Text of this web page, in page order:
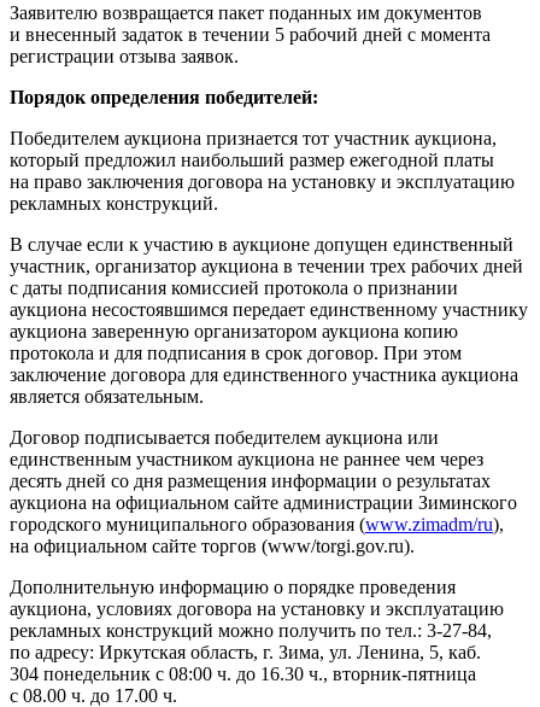
Заявителю возвращается пакет поданных им документов
и внесенный задаток в течении 5 рабочий дней с момента
регистрации отзыва заявок.
Порядок определения победителей:
Победителем аукциона признается тот участник аукциона,
который предложил наибольший размер ежегодной платы
на право заключения договора на установку и эксплуатацию
рекламных конструкций.
В случае если к участию в аукционе допущен единственный
участник, организатор аукциона в течении трех рабочих дней
с даты подписания комиссией протокола о признании
аукциона несостоявшимся передает единственному участнику
аукциона заверенную организатором аукциона копию
протокола и для подписания в срок договор. При этом
заключение договора для единственного участника аукциона
является обязательным.
Договор подписывается победителем аукциона или
единственным участником аукциона не раннее чем через
десять дней со дня размещения информации о результатах
аукциона на официальном сайте администрации Зиминского
городского муниципального образования (www.zimadm/ru),
на официальном сайте торгов (www/torgi.gov.ru).
Дополнительную информацию о порядке проведения
аукциона, условиях договора на установку и эксплуатацию
рекламных конструкций можно получить по тел.: 3-27-84,
по адресу: Иркутская область, г. Зима, ул. Ленина, 5, каб.
304 понедельник с 08:00 ч. до 16.30 ч., вторник-пятница
с 08.00 ч. до 17.00 ч.